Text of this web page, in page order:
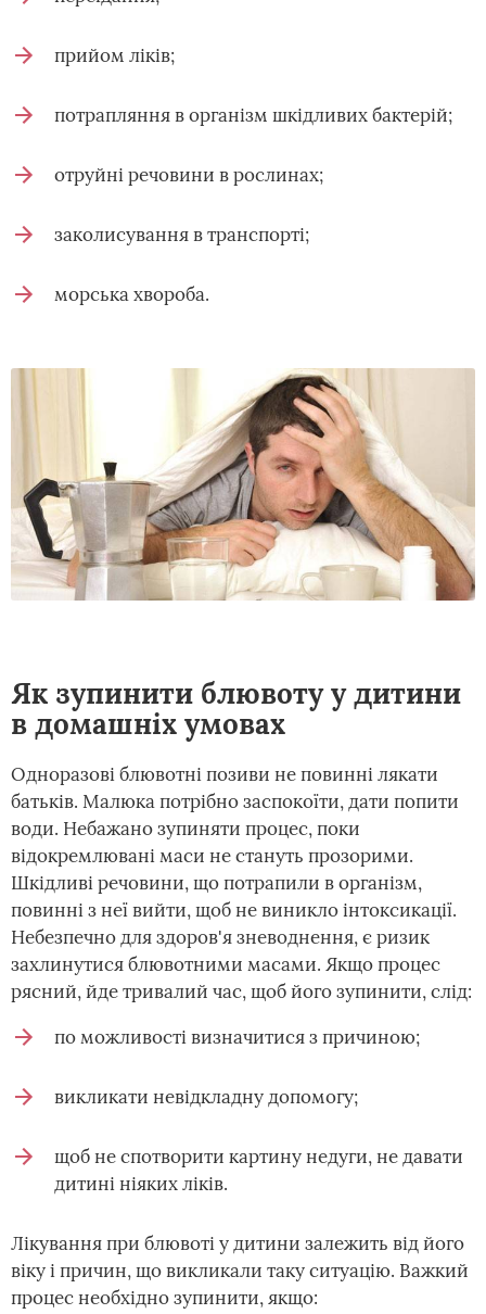
прийом ліків;
потрапляння в організм шкідливих бактерій;
отруйні речовини в рослинах;
заколисування в транспорті;
морська хвороба.
Як зупинити блювоту у дитини
в домашніх умовах
Одноразові блювотні позиви не повинні лякати
батьків. Малюка потрібно заспокоїти, дати попити
води. Небажано зупиняти процес, поки
відокремлювані маси не стануть прозорими.
Шкідливі речовини, що потрапили в організм,
повинні з неї вийти, щоб не виникло інтоксикації.
Небезпечно для здоров'я зневоднення, є ризик
захлинутися блювотними масами. Якщо процес
рясний, йде тривалий час, щоб його зупинити, слід:
по можливості визначитися з причиною;
викликати невідкладну допомогу;
щоб не спотворити картину недуги, не давати
дитині ніяких ліків.
Лікування при блювоті у дитини залежить від його
віку і причин, що викликали таку ситуацію. Важкий
процес необхідно зупинити, якщо: